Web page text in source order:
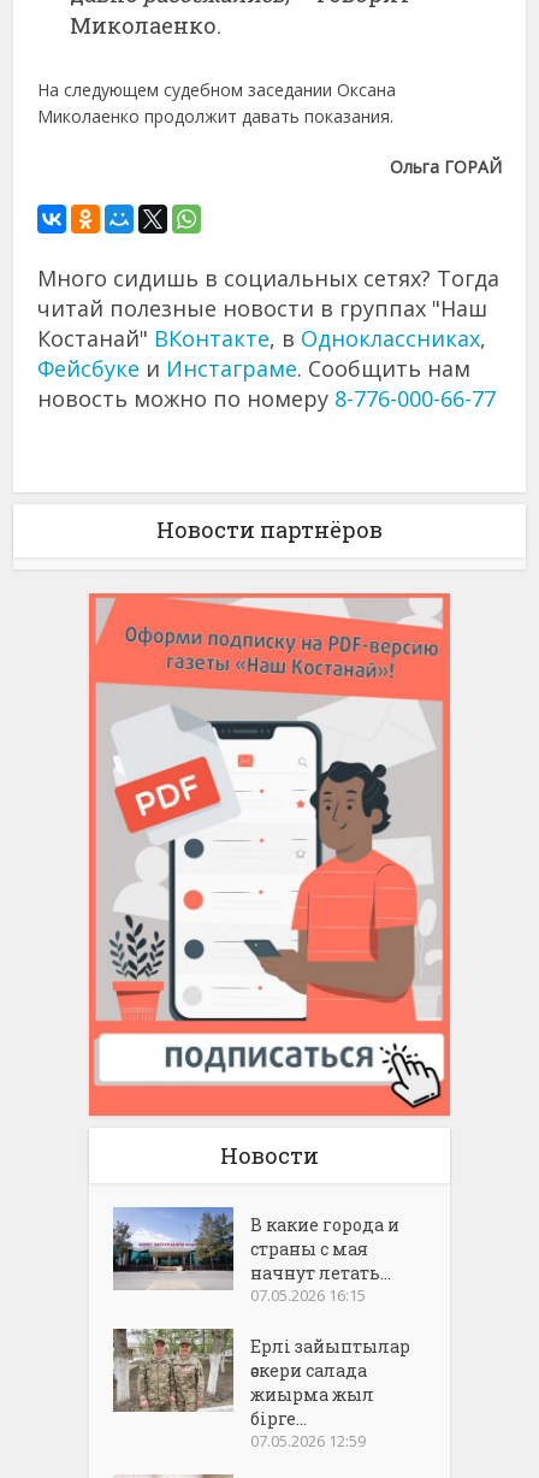
Миколаенко.
На следующем судебном заседании Оксана
Миколаенко продолжит давать показания.
Ольга ГОРАЙ
Много сидишь в социальных сетях? Тогда
читай полезные новости в группах "Наш
Костанай" ВКонтакте, в Одноклассниках,
Фейсбуке и Инстаграме. Сообщить нам
новость можно по номеру 8-776-000-66-77
Новости партнёров
Новости
В какие города и
страны с мая
начнут летать...
07.05.2026 16:15
Ерлі зайыптылар
әскери салада
жиырма жыл
бірге...
07.05.2026 12:59